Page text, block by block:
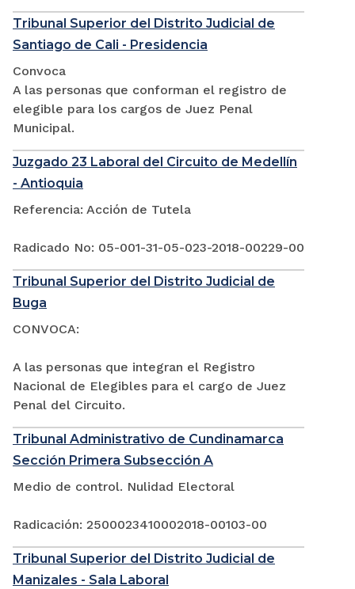
Tribunal Superior del Distrito Judicial de
Santiago de Cali - Presidencia
Convoca
A las personas que conforman el registro de
elegible para los cargos de Juez Penal
Municipal.
Juzgado 23 Laboral del Circuito de Medellín
- Antioquia
Referencia: Acción de Tutela
Radicado No: 05-001-31-05-023-2018-00229-00
Tribunal Superior del Distrito Judicial de
Buga
CONVOCA:
A las personas que integran el Registro
Nacional de Elegibles para el cargo de Juez
Penal del Circuito.
Tribunal Administrativo de Cundinamarca
Sección Primera Subsección A
Medio de control. Nulidad Electoral
Radicación: 2500023410002018-00103-00
Tribunal Superior del Distrito Judicial de
Manizales - Sala Laboral